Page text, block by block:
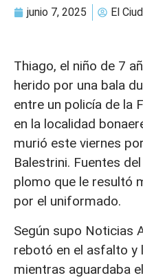
junio 7, 2025 El
Thiago, el niño de 7
herido por una bala
entre un policía de la
en la localidad
murió este viernes
Balestrini. Fuentes
plomo que le resultó
por el uniformado.
Según supo Noticias
rebotó en el asfalto y
mientras aguardaba